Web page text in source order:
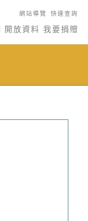
網站導覽 快速查詢
開放資料 我要捐贈